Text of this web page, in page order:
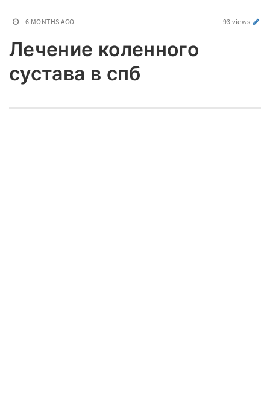
6 MONTHS AGO 93 views
Лечение коленного
сустава в спб